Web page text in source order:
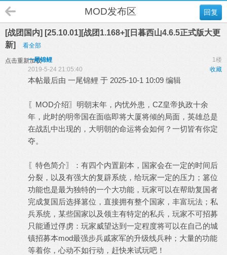
回复
MOD发布区
[战团国内] [25.10.01][战团1.168+][日暮西山4.6.5正式版大更
新]
看全部
点击重新加载 1楼
一尾锦鲤
收藏
2019-5-24 21:05:40
本帖最后由 一尾锦鲤 于 2025-10-1 10:09 编辑
〖MOD介绍〗明朝末年，内忧外患，CZ皇帝执政十余
年，此时的明帝国在面临即将大厦将倾的局面，英雄总是
在战乱中出现的，大明朝的命运将会如何？一切皆有你定
夺。
〖特色简介〗：有四个内置剧本，国家会在一定的时间后
分裂，以及有强大的复辟系统，给玩家一定的压力；篡位
功能也是最为独特的一个大功能，玩家可以在帮助复国者
完成复国后选择篡位，直接拥有整个国家，丰富玩法；私
兵系统，某些国家以及领主有特定的私兵，玩家不可招募
只能通过俘虏：玩家威望达到一定程度将可以在自己的城
镇招募本mod最强步兵戚家军的升级线兵种；大量的功能
等着你，心动不如行动，赶快来试玩吧！